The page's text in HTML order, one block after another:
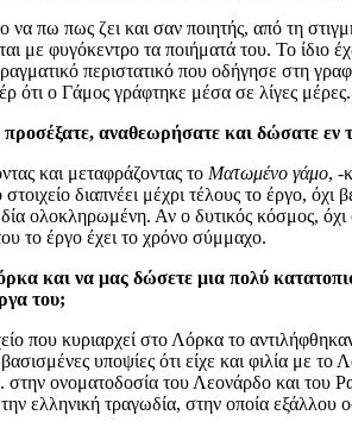
πω πως ζει και σαν ποιητής, από τη
με φυγόκεντρο τα ποιήματά του. Το ίδιο
περιστατικό που οδήγησε στη
ότι ο Γάμος γράφτηκε μέσα σε λίγες μέρες.
προσέξατε, αναθεωρήσατε και δώσατε εν
και μεταφράζοντας το Ματωμένο γάμο, -
διαπνέει μέχρι τέλους το έργο,
ολοκληρωμένη. Αν ο δυτικός κόσμος,
το έργο έχει το χρόνο σύμμαχο.
και να μας δώσετε μια πολύ
του;
που κυριαρχεί στο Λόρκα το
υποψίες ότι είχε και φιλία με
ονοματοδοσία του Λεονάρδο και του
ελληνική τραγωδία, στην οποία εξάλλου